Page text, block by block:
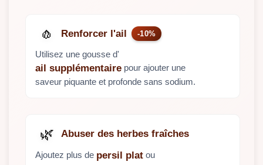
🧄 Renforcer l'ail -10%
Utilisez une gousse d'
ail supplémentaire pour ajouter une
saveur piquante et profonde sans sodium.
🌿 Abuser des herbes fraîches
Ajoutez plus de persil plat ou